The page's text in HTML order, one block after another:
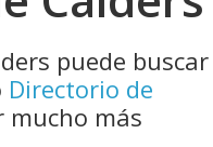
puede buscar
Directorio de
más